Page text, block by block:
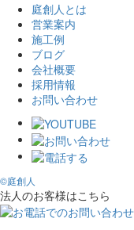
庭創人とは
営業案内
施工例
ブログ
会社概要
採用情報
お問い合わせ
©庭創人
法人のお客様はこちら